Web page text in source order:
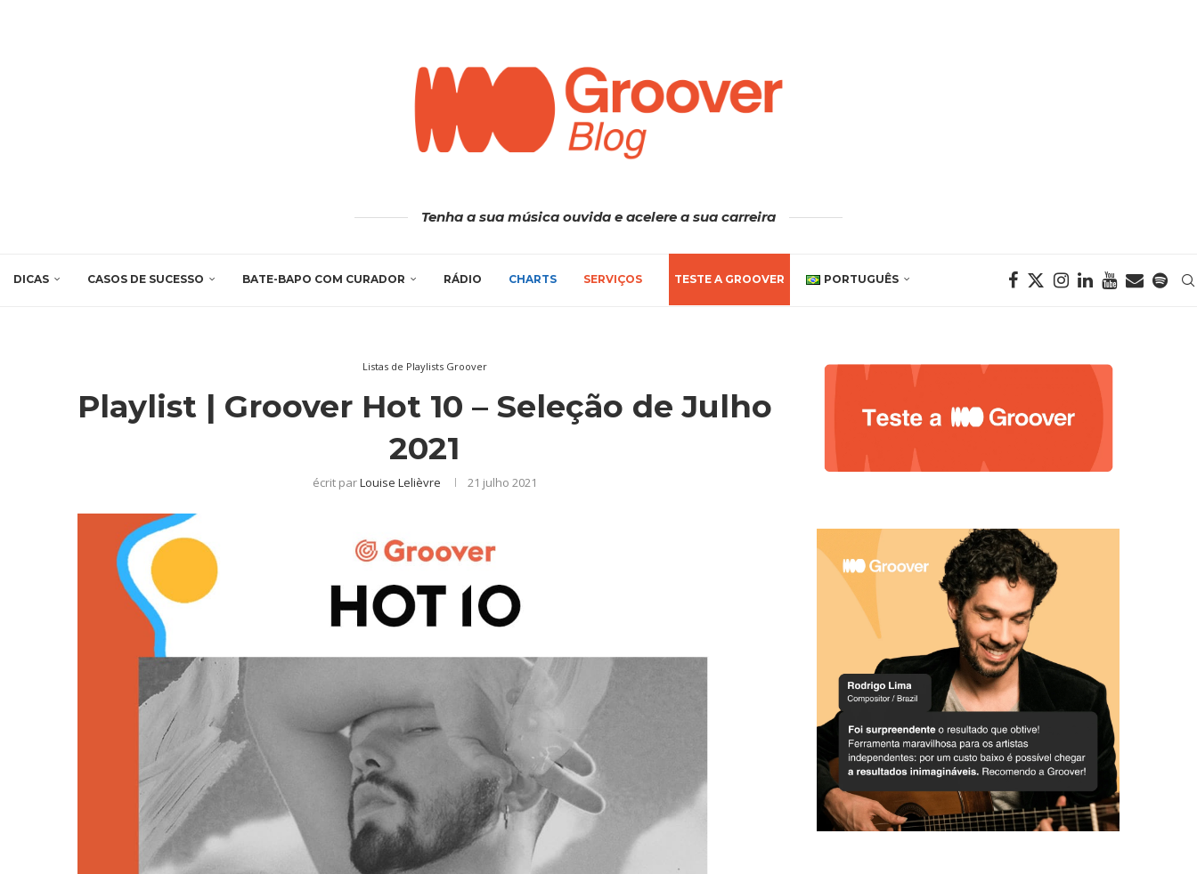
Tenha a sua música ouvida e acelere a sua carreira
DICAS CASOS DE SUCESSO BATE-BAPO COM CURADOR RÁDIO CHARTS SERVIÇOS TESTE A GROOVER PORTUGUÊS
Listas de Playlists Groover
Playlist | Groover Hot 10 – Seleção de Julho
2021
écrit parLouise Lelièvre 21 julho 2021